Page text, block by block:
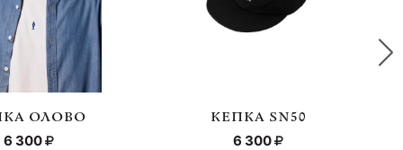
ОЛОВО
6 300
КЕПКА SN50
6 300